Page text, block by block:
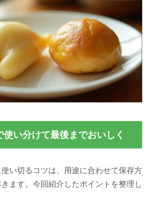
使い分けて最後までおいしく
い切るコツは、用途に合わせて保存方
ます。今回紹介したポイントを整理し